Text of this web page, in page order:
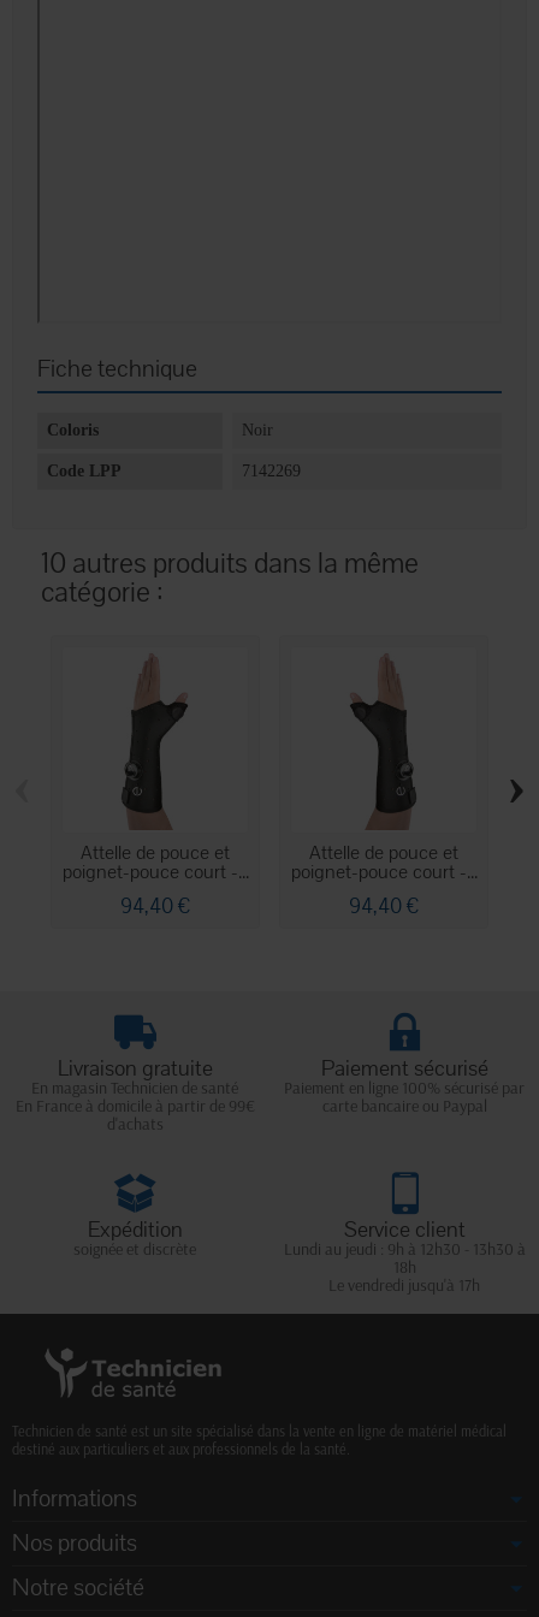
Fiche technique
Coloris Noir
Code LPP 7142269
10 autres produits dans la même
catégorie :
Attelle de pouce et
poignet-pouce court -...
94,40 €
Attelle de pouce et
poignet-pouce court -...
94,40 €
›
Livraison gratuite
En magasin Technicien de santé
En France à domicile à partir de 99€
d'achats
Paiement sécurisé
Paiement en ligne 100% sécurisé par
carte bancaire ou Paypal
Expédition
soignée et discrète
Service client
Lundi au jeudi : 9h à 12h30 - 13h30 à
18h
Le vendredi jusqu'à 17h
Technicien de santé est un site spécialisé dans la vente en ligne de matériel médical
destiné aux particuliers et aux professionnels de la santé.
Informations
Nos produits
Notre société